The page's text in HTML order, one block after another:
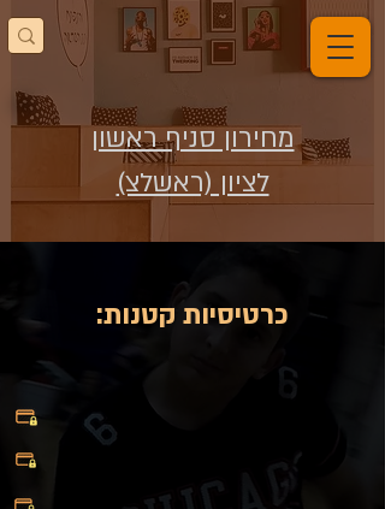
מחירון סניף ראשון
לציון (ראשלצ)
:כרטיסיות קטנות